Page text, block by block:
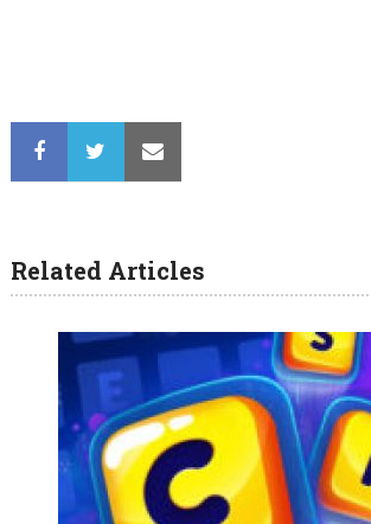
Related Articles